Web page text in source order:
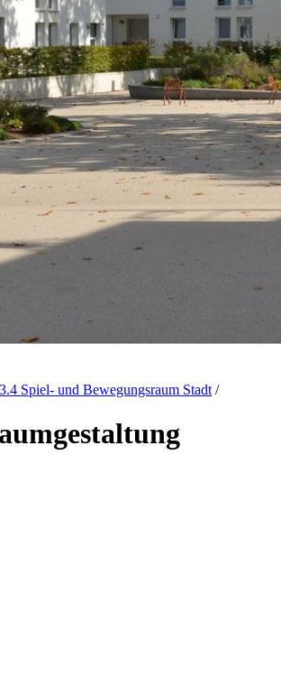
3.4 Spiel- und Bewegungsraum Stadt /